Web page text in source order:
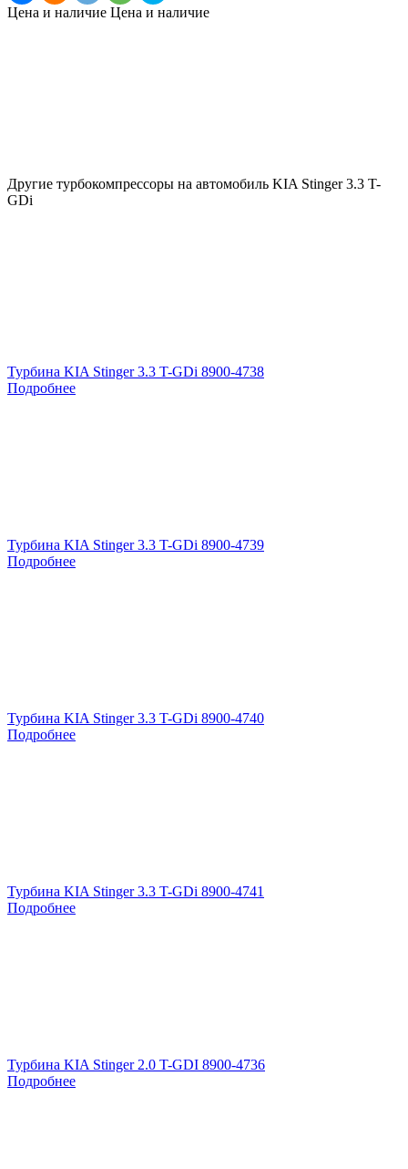
Цена и наличие Цена и наличие
Другие турбокомпрессоры на автомобиль KIA Stinger 3.3 T-
GDi
Турбина KIA Stinger 3.3 T-GDi 8900-4738
Подробнее
Турбина KIA Stinger 3.3 T-GDi 8900-4739
Подробнее
Турбина KIA Stinger 3.3 T-GDi 8900-4740
Подробнее
Турбина KIA Stinger 3.3 T-GDi 8900-4741
Подробнее
Турбина KIA Stinger 2.0 T-GDI 8900-4736
Подробнее